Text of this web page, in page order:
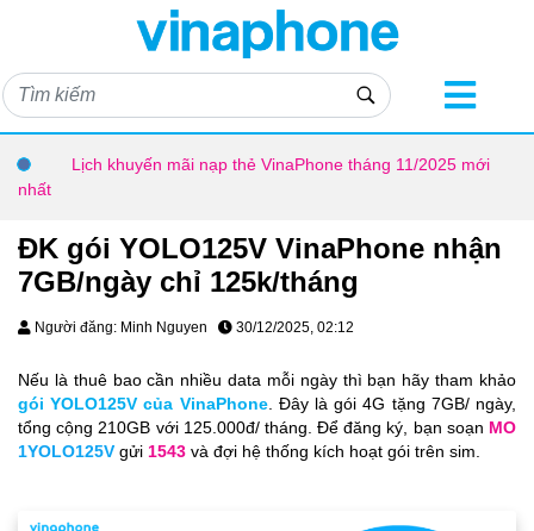
Lịch khuyến mãi nạp thẻ VinaPhone tháng 11/2025 mới
nhất
ĐK gói YOLO125V VinaPhone nhận
7GB/ngày chỉ 125k/tháng
Người đăng: Minh Nguyen 30/12/2025, 02:12
Nếu là thuê bao cần nhiều data mỗi ngày thì bạn hãy tham khảo
gói YOLO125V của VinaPhone. Đây là gói 4G tặng 7GB/ ngày,
tổng cộng 210GB với 125.000đ/ tháng. Để đăng ký, bạn soạn MO
1YOLO125V gửi 1543 và đợi hệ thống kích hoạt gói trên sim.